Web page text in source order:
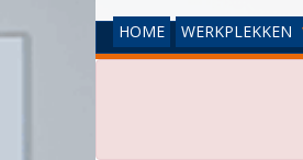
HOME WERKPLEKKEN